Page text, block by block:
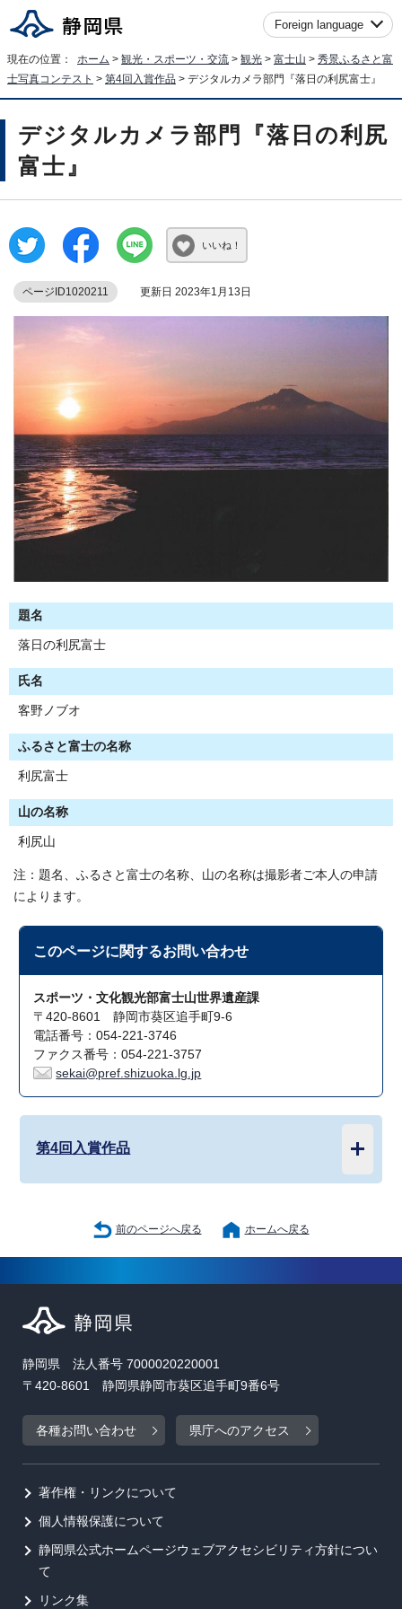
Foreign language
現在の位置： ホーム > 観光・スポーツ・交流 > 観光 > 富士山 > 秀景ふるさと富
士写真コンテスト > 第4回入賞作品 > デジタルカメラ部門『落日の利尻富士』
デジタルカメラ部門『落日の利尻
富士』
いいね！
ページID1020211 更新日 2023年1月13日
題名
落日の利尻富士
氏名
客野ノブオ
ふるさと富士の名称
利尻富士
山の名称
利尻山
注：題名、ふるさと富士の名称、山の名称は撮影者ご本人の申請
によります。
このページに関するお問い合わせ
スポーツ・文化観光部富士山世界遺産課
〒420-8601 静岡市葵区追手町9-6
電話番号：054-221-3746
ファクス番号：054-221-3757
sekai@pref.shizuoka.lg.jp
第4回入賞作品
前のページへ戻る ホームへ戻る
静岡県 法人番号 7000020220001
〒420-8601 静岡県静岡市葵区追手町9番6号
各種お問い合わせ 県庁へのアクセス
著作権・リンクについて
個人情報保護について
静岡県公式ホームページウェブアクセシビリティ方針につい
て
リンク集